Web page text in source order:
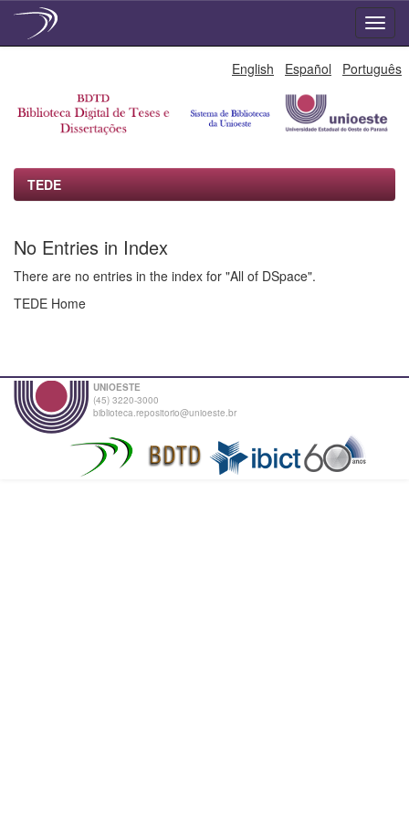
English Español Português
TEDE
No Entries in Index
There are no entries in the index for "All of DSpace".
TEDE Home
UNIOESTE
(45) 3220-3000
biblioteca.repositorio@unioeste.br